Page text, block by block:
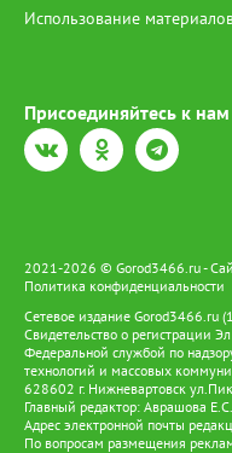
Использование
Присоединяйтесь к нам
2021-2026 © Gorod3466.ru -
Политика конфиденциальности
Сетевое издание Gorod3466.ru
Свидетельство о
Федеральной службой по
технологий и массовых
628602 г. Нижневартовск
Главный редактор: Аврашова Е.С.
Адрес электронной почты
По вопросам размещения